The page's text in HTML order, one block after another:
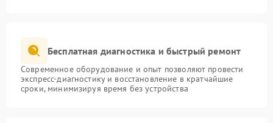
Бесплатная диагностика и быстрый ремонт
Современное оборудование и опыт позволяют провести
экспресс-диагностику и восстановление в кратчайшие
сроки, минимизируя время без устройства